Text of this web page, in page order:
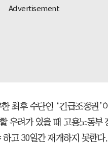
최후 수단인 ‘긴급조정권’
우려가 있을 때 고용노동부
고 30일간 재개하지 못한다